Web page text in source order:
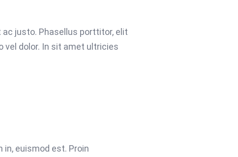
justo. Phasellus porttitor, elit
vel dolor. In sit amet ultricies
in, euismod est. Proin